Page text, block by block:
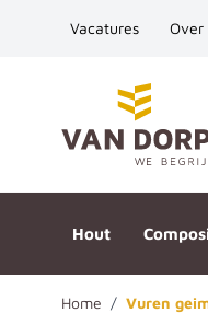
Vacatures Over
Hout
Home / Vuren